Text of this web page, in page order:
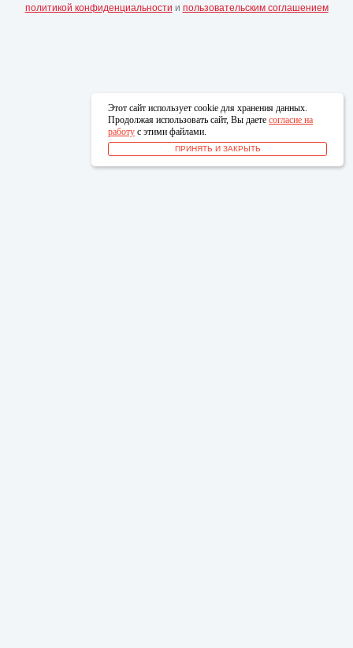
политикой конфиденциальности и пользовательским соглашением
Этот сайт использует cookie для хранения данных.
Продолжая использовать сайт, Вы даете согласие на
работу с этими файлами.
ПРИНЯТЬ И ЗАКРЫТЬ